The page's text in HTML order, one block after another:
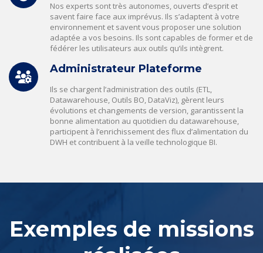
Nos experts sont très autonomes, ouverts d’esprit et
savent faire face aux imprévus. Ils s’adaptent à votre
environnement et savent vous proposer une solution
adaptée a vos besoins. Ils sont capables de former et de
fédérer les utilisateurs aux outils qu’ils intègrent.
Administrateur Plateforme
Ils se chargent l’administration des outils (ETL,
Datawarehouse, Outils BO, DataViz), gèrent leurs
évolutions et changements de version, garantissent la
bonne alimentation au quotidien du datawarehouse,
participent à l’enrichissement des flux d’alimentation du
DWH et contribuent à la veille technologique BI.
Exemples de missions